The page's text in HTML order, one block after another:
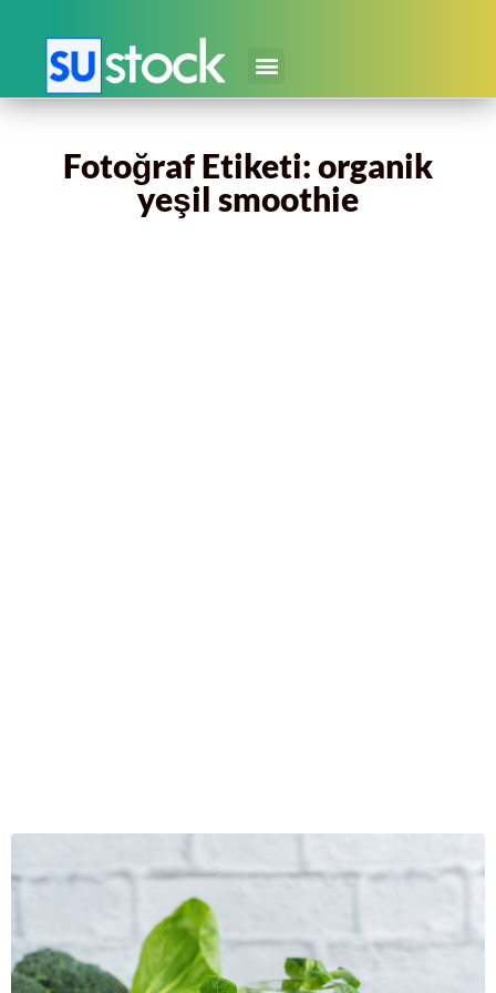
Fotoğraf Etiketi: organik
yeşil smoothie